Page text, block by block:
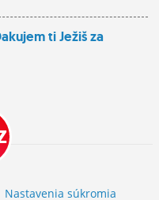
ti Ježiš za
Nastavenia súkromia